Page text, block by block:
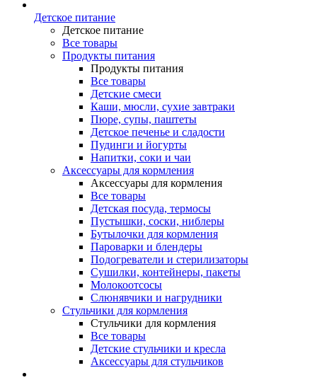
Детское питание
Детское питание
Все товары
Продукты питания
Продукты питания
Все товары
Детские смеси
Каши, мюсли, сухие завтраки
Пюре, супы, паштеты
Детское печенье и сладости
Пудинги и йогурты
Напитки, соки и чаи
Аксессуары для кормления
Аксессуары для кормления
Все товары
Детская посуда, термосы
Пустышки, соски, ниблеры
Бутылочки для кормления
Пароварки и блендеры
Подогреватели и стерилизаторы
Сушилки, контейнеры, пакеты
Молокоотсосы
Слюнявчики и нагрудники
Стульчики для кормления
Стульчики для кормления
Все товары
Детские стульчики и кресла
Аксессуары для стульчиков